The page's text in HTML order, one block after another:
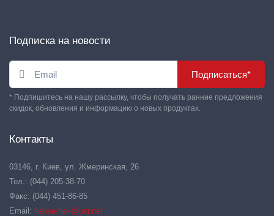
Подписка на новости
Подписаться*
* Подпишитесь на нашу рассылку, чтобы получать ранние предложения
скидок, обновления и информацию о новых продуктах.
Контакты
03146, г. Киев, ул. Жмеринская, 26
Тел.: (044) 205-38-70
Факс: (044) 451-86-85
Email: hansa-flex@ukr.net